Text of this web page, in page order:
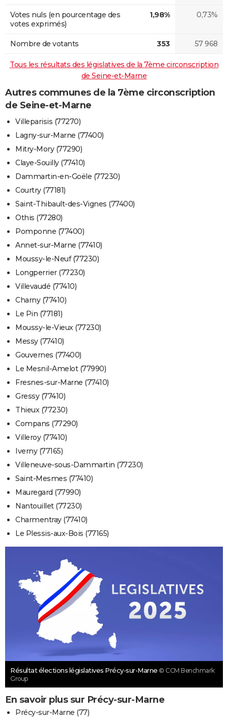
Votes nuls (en pourcentage des
votes exprimés)
1,98% 0,73%
Nombre de votants 353 57 968
Tous les résultats des législatives de la 7ème circonscription
de Seine-et-Marne
Autres communes de la 7ème circonscription
de Seine-et-Marne
Villeparisis (77270)
Lagny-sur-Marne (77400)
Mitry-Mory (77290)
Claye-Souilly (77410)
Dammartin-en-Goële (77230)
Courtry (77181)
Saint-Thibault-des-Vignes (77400)
Othis (77280)
Pomponne (77400)
Annet-sur-Marne (77410)
Moussy-le-Neuf (77230)
Longperrier (77230)
Villevaudé (77410)
Charny (77410)
Le Pin (77181)
Moussy-le-Vieux (77230)
Messy (77410)
Gouvernes (77400)
Le Mesnil-Amelot (77990)
Fresnes-sur-Marne (77410)
Gressy (77410)
Thieux (77230)
Compans (77290)
Villeroy (77410)
Iverny (77165)
Villeneuve-sous-Dammartin (77230)
Saint-Mesmes (77410)
Mauregard (77990)
Nantouillet (77230)
Charmentray (77410)
Le Plessis-aux-Bois (77165)
Résultat élections législatives Précy-sur-Marne © CCM Benchmark
Group
En savoir plus sur Précy-sur-Marne
Précy-sur-Marne (77)